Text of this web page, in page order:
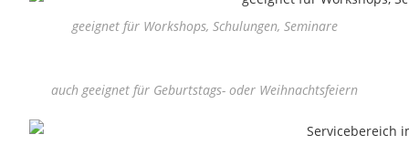
geeignet für Workshops, Schulungen, Seminare
auch geeignet für Geburtstags- oder Weihnachtsfeiern